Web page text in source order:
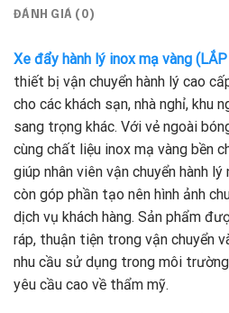
ĐÁNH GIÁ (0)
Xe đẩy hành lý inox mạ vàng
thiết bị vận chuyển hành lý cao
cho các khách sạn, nhà nghỉ, khu
sang trọng khác. Với vẻ ngoài
cùng chất liệu inox mạ vàng bền
giúp nhân viên vận chuyển hành lý
còn góp phần tạo nên hình ảnh
dịch vụ khách hàng. Sản phẩm
ráp, thuận tiện trong vận chuyển
nhu cầu sử dụng trong môi
yêu cầu cao về thẩm mỹ.